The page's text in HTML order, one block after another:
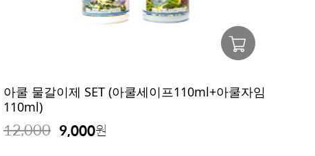
아쿨 물갈이제 SET (아쿨세이프110ml+아쿨자임
110ml)
12,000 9,000원